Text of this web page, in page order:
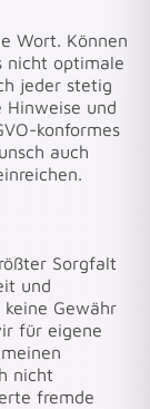
Wort. Können
nicht optimale
jeder stetig
Hinweise und
konformes
auch
Sorgfalt
und
Gewähr
für eigene
nicht
fremde